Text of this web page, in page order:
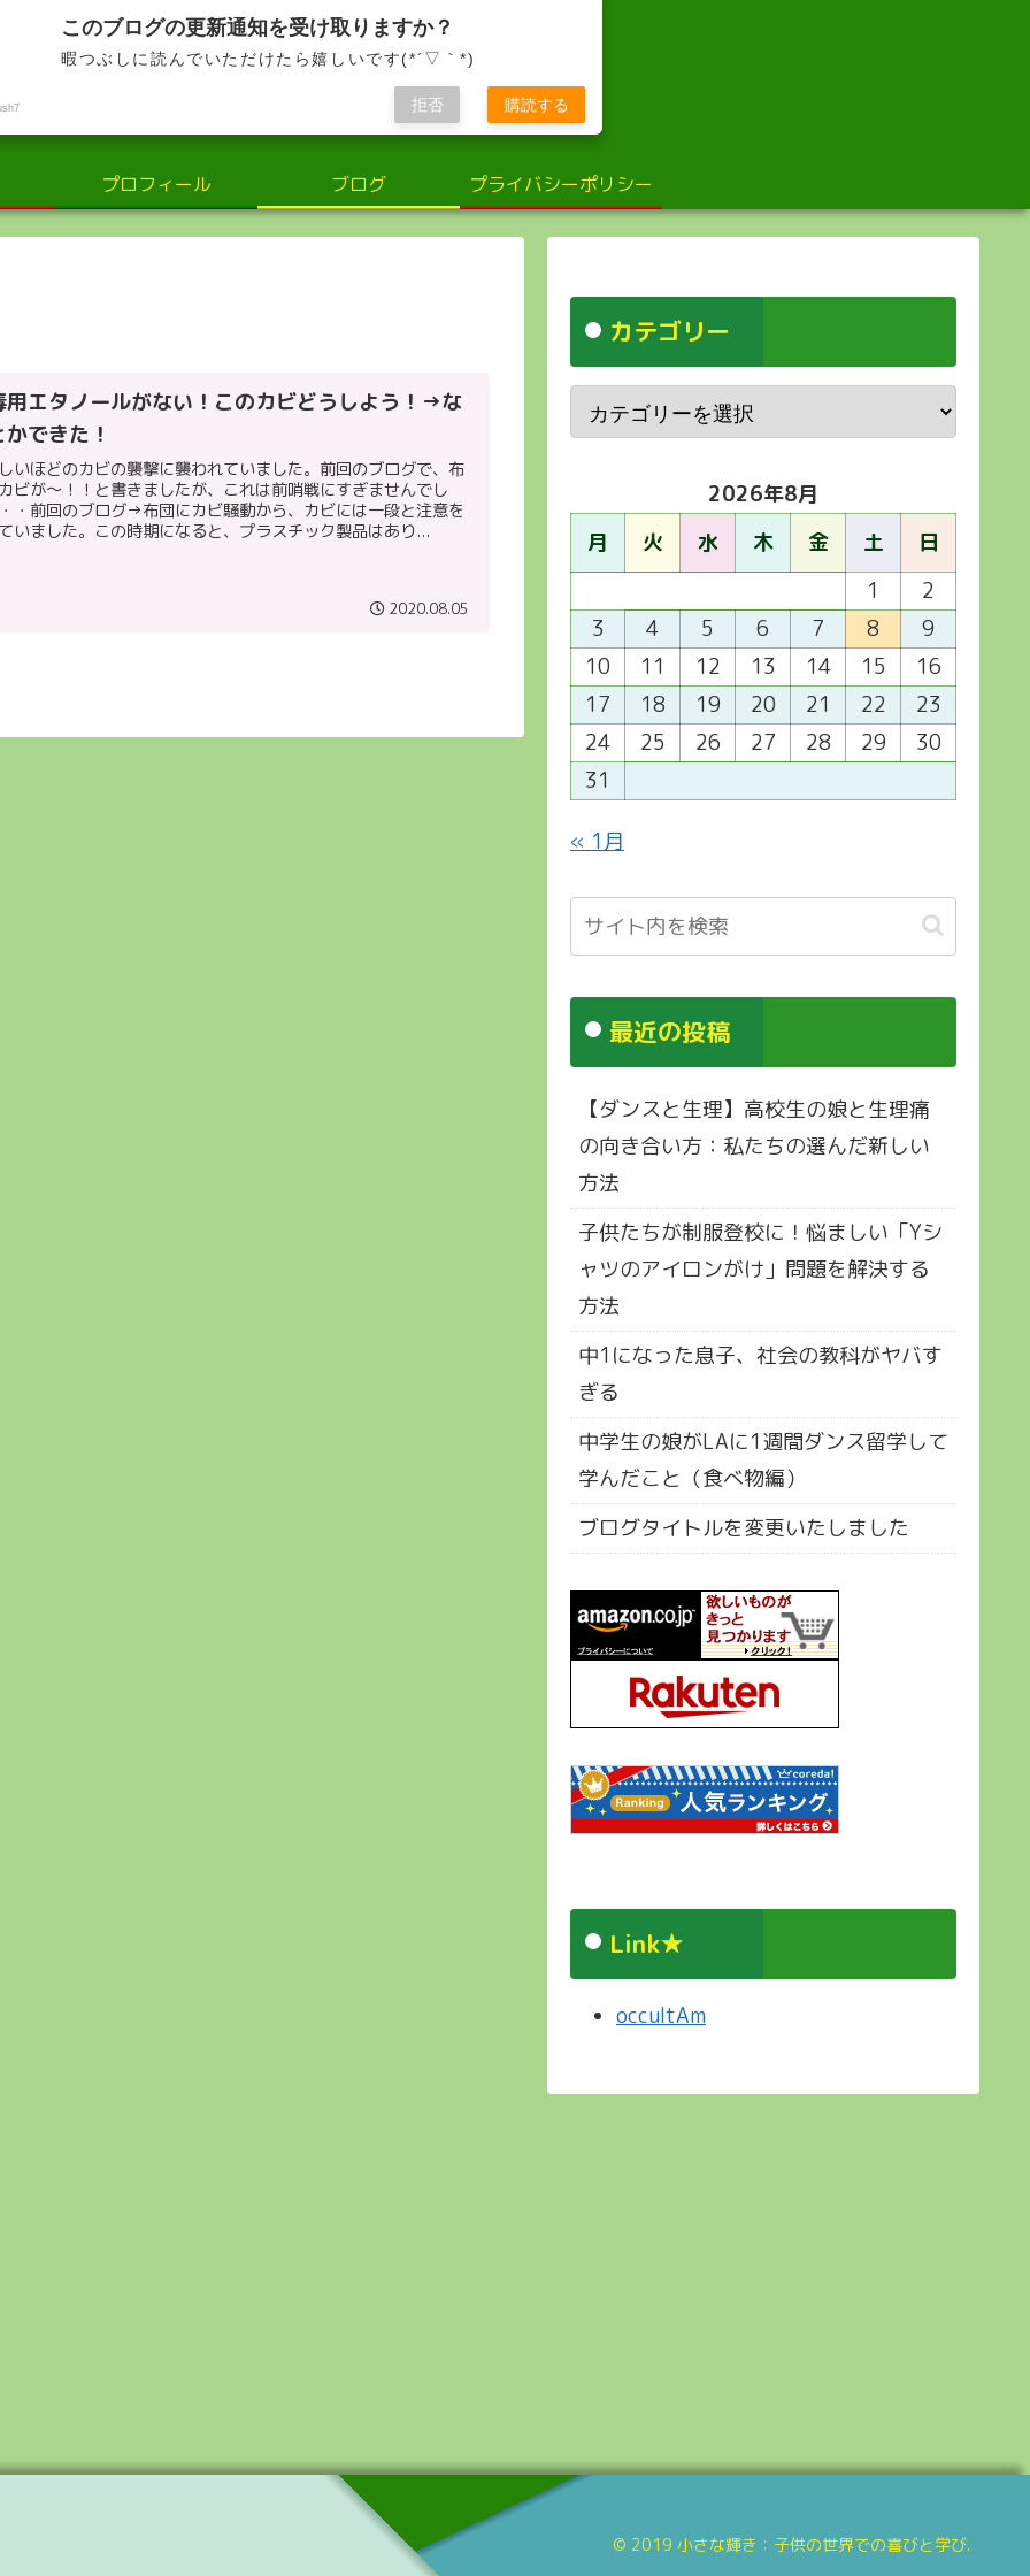
小さな輝き、大きな感動。子供と共に歩む、喜びと学びの日々
な輝き：子供の世界での喜びと学び
プロフィール ブログ プライバシーポリシー
用エタノールがない！このカビどうしよう！→な
できた！
いほどのカビの襲撃に襲われていました。前回のブログで、布
ビが～！！と書きましたが、これは前哨戦にすぎませんでし
・前回のブログ→布団にカビ騒動から、カビには一段と注意を
いました。この時期になると、プラスチック製品はあり...
2020.08.05
カテゴリー
2026年8月
月
火 水 木 金 土
日
1
2
3
4 5 6 7 8
9
10
11 12 13 14 15
16
17
18 19 20 21 22
23
24
25 26 27 28 29
30
31
« 1月
最近の投稿
【ダンスと生理】高校生の娘と生理痛
の向き合い方：私たちの選んだ新しい
方法
子供たちが制服登校に！悩ましい「Yシ
ャツのアイロンがけ」問題を解決する
方法
中1になった息子、社会の教科がヤバす
ぎる
中学生の娘がLAに1週間ダンス留学して
学んだこと（食べ物編）
ブログタイトルを変更いたしました
Link★
occultAm
© 2019 小さな輝き：子供の世界での喜びと学び.
このブログの更新通知を受け取りますか？
暇つぶしに読んでいただけたら嬉しいです(*´▽｀*)
拒否 購読する